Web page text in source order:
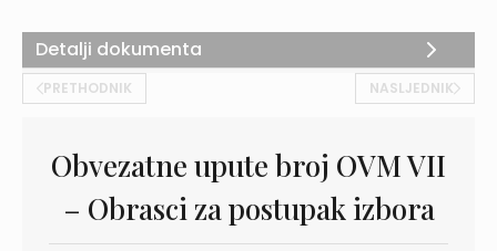
PRETHODNIK NASLJEDNIK
Obvezatne upute broj OVM VII
– Obrasci za postupak izbora
Detalji dokumenta